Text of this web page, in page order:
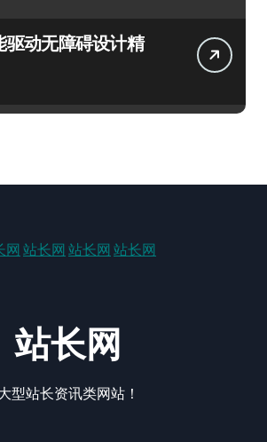
驱动无障碍设计精
网站长网 站长网 站长网
站长网
型站长资讯类网站！